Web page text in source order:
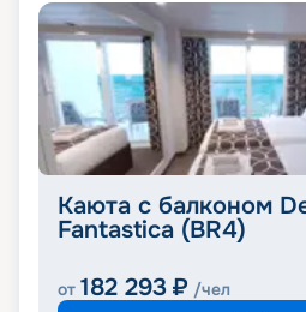
Каюта с балконом
Fantastica (BR4)
от 182 293 ₽ /чел